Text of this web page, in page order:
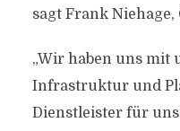
sagt Frank Niehage,
„Wir haben uns mit
Infrastruktur und
Dienstleister für